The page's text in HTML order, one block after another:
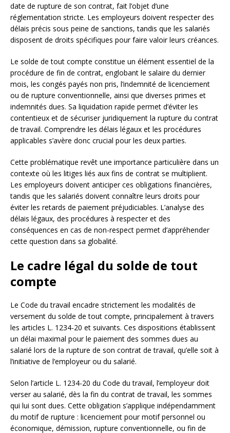
date de rupture de son contrat, fait l’objet d’une
réglementation stricte. Les employeurs doivent respecter des
délais précis sous peine de sanctions, tandis que les salariés
disposent de droits spécifiques pour faire valoir leurs créances.
Le solde de tout compte constitue un élément essentiel de la
procédure de fin de contrat, englobant le salaire du dernier
mois, les congés payés non pris, l’indemnité de licenciement
ou de rupture conventionnelle, ainsi que diverses primes et
indemnités dues. Sa liquidation rapide permet d’éviter les
contentieux et de sécuriser juridiquement la rupture du contrat
de travail. Comprendre les délais légaux et les procédures
applicables s’avère donc crucial pour les deux parties.
Cette problématique revêt une importance particulière dans un
contexte où les litiges liés aux fins de contrat se multiplient.
Les employeurs doivent anticiper ces obligations financières,
tandis que les salariés doivent connaître leurs droits pour
éviter les retards de paiement préjudiciables. L’analyse des
délais légaux, des procédures à respecter et des
conséquences en cas de non-respect permet d’appréhender
cette question dans sa globalité.
Le cadre légal du solde de tout
compte
Le Code du travail encadre strictement les modalités de
versement du solde de tout compte, principalement à travers
les articles L. 1234-20 et suivants. Ces dispositions établissent
un délai maximal pour le paiement des sommes dues au
salarié lors de la rupture de son contrat de travail, qu’elle soit à
l’initiative de l’employeur ou du salarié.
Selon l’article L. 1234-20 du Code du travail, l’employeur doit
verser au salarié, dès la fin du contrat de travail, les sommes
qui lui sont dues. Cette obligation s’applique indépendamment
du motif de rupture : licenciement pour motif personnel ou
économique, démission, rupture conventionnelle, ou fin de